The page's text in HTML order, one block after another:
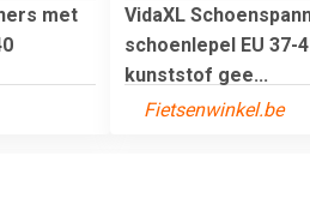
met
VidaXL
schoenlepel EU 37-
kunststof gee...
Fietsenwinkel.be